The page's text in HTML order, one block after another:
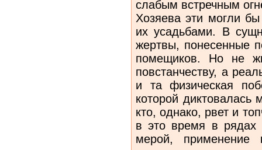
слабым встречным
Хозяева эти могли
их усадьбами. В
жертвы, понесенные
помещиков. Но не
повстанчеству, а
и та физическая
которой
кто, однако, рвет и
в это время в рядах
мерой, применение